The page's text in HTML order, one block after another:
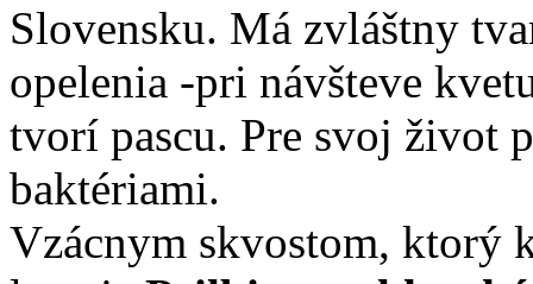
Slovensku. Má zvláštny
opelenia -pri návšteve
tvorí pascu. Pre svoj život
baktériami.
Vzácnym skvostom, ktorý